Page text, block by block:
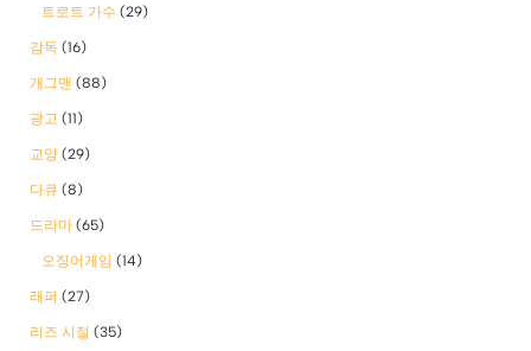
트로트 가수 (29)
감독 (16)
개그맨 (88)
광고 (11)
교양 (29)
다큐 (8)
드라마 (65)
오징어게임 (14)
래퍼 (27)
리즈 시절 (35)